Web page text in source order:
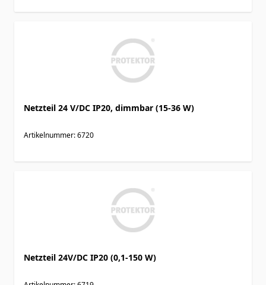
Netzteil 24 V/DC IP20, dimmbar (15-36 W)
Artikelnummer: 6720
Netzteil 24V/DC IP20 (0,1-150 W)